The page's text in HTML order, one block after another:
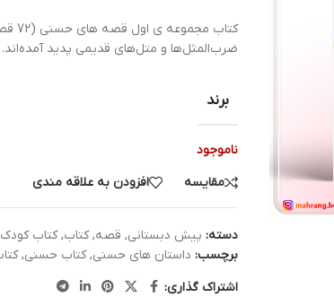
ضرب‌المثل‌ها و متل‌هاي قديمي پديد آمده‌اند.
برند
ناموجود
مقایسه
افزودن به علاقه مندی
دسته: پیش دبستانی, قصه, کتاب, کتاب
برچسب: داستان های حسنی, کتاب حسنی,
اشتراک گذاری: